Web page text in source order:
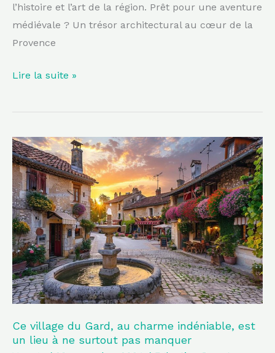
l’histoire et l’art de la région. Prêt pour une aventure
médiévale ? Un trésor architectural au cœur de la
Provence
Lire la suite »
Ce village du Gard, au charme indéniable, est
un lieu à ne surtout pas manquer
Ce
village
du
Gard,
au
charme
indéniable,
est
un
lieu
à
ne